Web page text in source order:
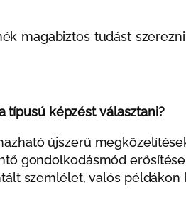
magabiztos tudást
típusú képzést választani?
újszerű
gondolkodásmód erősítése
szemlélet, valós példákon